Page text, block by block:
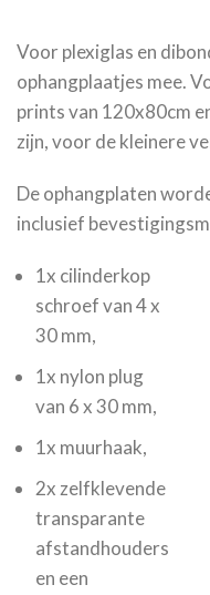
Voor plexiglas en
ophangplaatjes mee.
prints van 120x80cm
zijn, voor de kleinere
De ophangplaten
inclusief
1x cilinderkop
schroef van 4 x
30 mm,
1x nylon plug
van 6 x 30 mm,
1x muurhaak,
2x zelfklevende
transparante
afstandhouders
en een